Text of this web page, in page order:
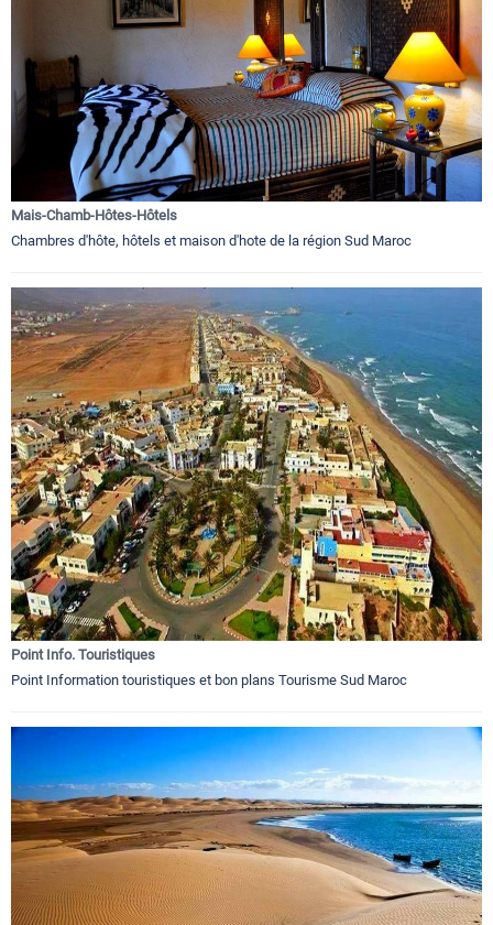
Mais-Chamb-Hôtes-Hôtels
Chambres d'hôte, hôtels et maison d'hote de la région Sud Maroc
Point Info. Touristiques
Point Information touristiques et bon plans Tourisme Sud Maroc